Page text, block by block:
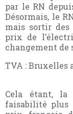
par le RN
Désormais, le
mais sortir des
prix de
changement de
TVA : Bruxelles
Cela étant,
faisabilité plus